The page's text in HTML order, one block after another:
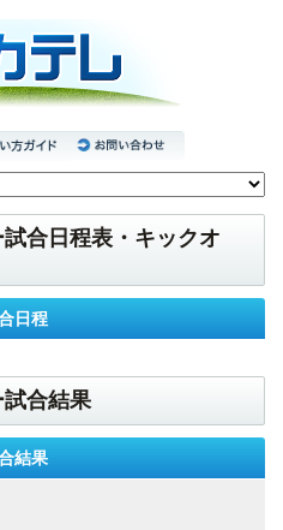
合日程表・キックオ
日程
合結果
結果